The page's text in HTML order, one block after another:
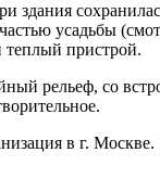
усадьбы
теплый пристрой.
рельеф, со
в г. Москве.